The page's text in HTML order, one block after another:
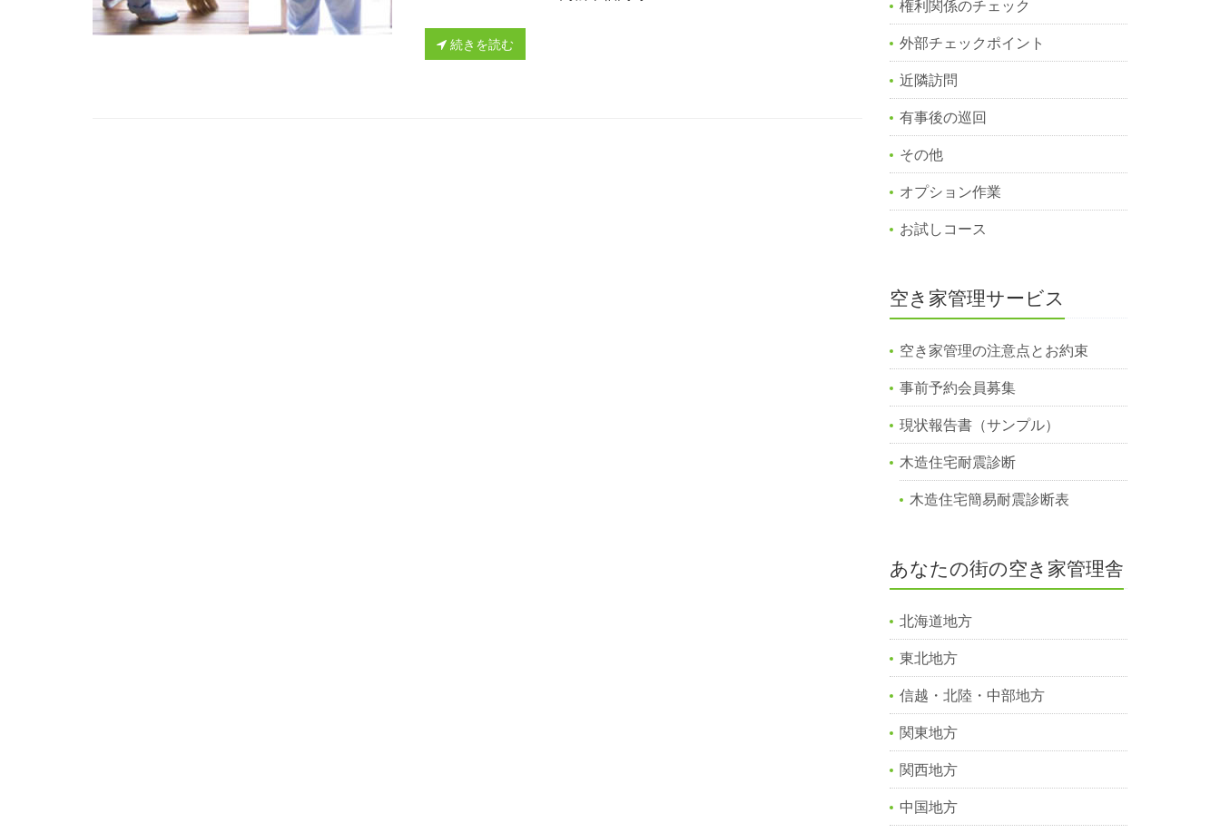
続きを読む
権利関係のチェック
外部チェックポイント
近隣訪問
有事後の巡回
その他
オプション作業
お試しコース
空き家管理サービス
空き家管理の注意点とお約束
事前予約会員募集
現状報告書（サンプル）
木造住宅耐震診断
木造住宅簡易耐震診断表
あなたの街の空き家管理舎
北海道地方
東北地方
信越・北陸・中部地方
関東地方
関西地方
中国地方